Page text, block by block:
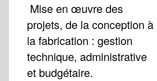
Mise en œuvre des
projets, de la conception à
la fabrication : gestion
technique, administrative
et budgétaire.